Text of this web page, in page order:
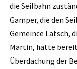
die Seilbahn
Gamper, die den
Gemeinde Latsch,
Martin, hatte
Überdachung der